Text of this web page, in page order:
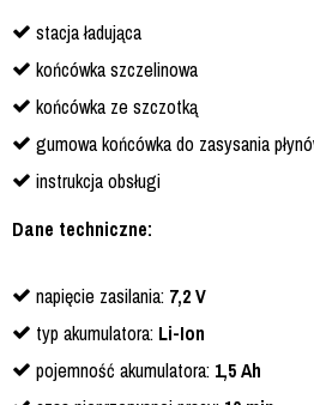
stacja ładująca
końcówka szczelinowa
końcówka ze szczotką
gumowa końcówka do zasysania
instrukcja obsługi
Dane techniczne:
napięcie zasilania: 7,2 V
typ akumulatora: Li-Ion
pojemność akumulatora: 1,5 Ah